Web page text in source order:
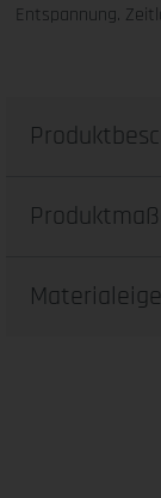
Entspannung.